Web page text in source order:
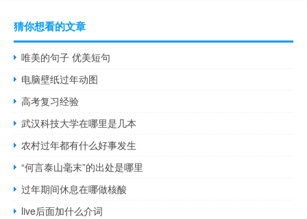
猜你想看的文章
唯美的句子 优美短句
电脑壁纸过年动图
高考复习经验
武汉科技大学在哪里是几本
农村过年都有什么好事发生
“何言泰山毫末”的出处是哪里
过年期间休息在哪做核酸
live后面加什么介词